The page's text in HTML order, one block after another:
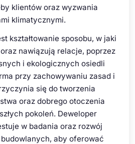
klientów oraz wyzwania
klimatycznymi.
kształtowanie sposobu, w jaki
nawiązują relacje, poprzez
i ekologicznych osiedli
przy zachowywaniu zasad i
się do tworzenia
oraz dobrego otoczenia
pokoleń. Deweloper
w badania oraz rozwój
aby oferować